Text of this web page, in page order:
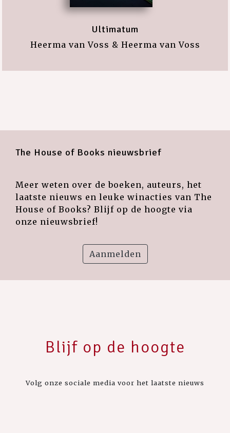
Ultimatum
Heerma van Voss & Heerma van Voss
The House of Books nieuwsbrief
Meer weten over de boeken, auteurs, het
laatste nieuws en leuke winacties van The
House of Books? Blijf op de hoogte via
onze nieuwsbrief!
Aanmelden
Blijf op de hoogte
Volg onze sociale media voor het laatste nieuws